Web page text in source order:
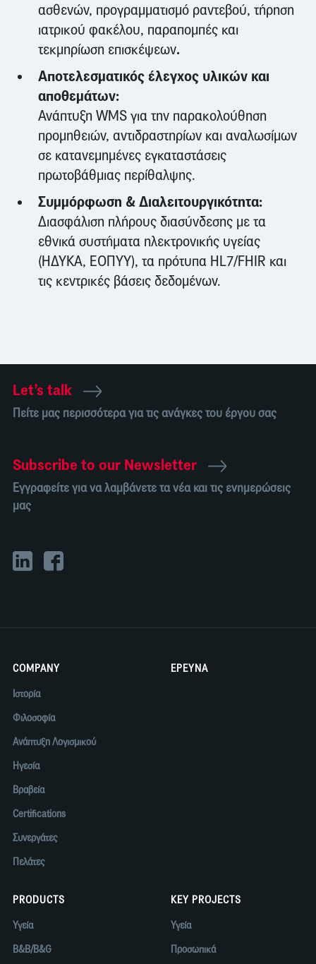
ασθενών, προγραμματισμό ραντεβού, τήρηση
ιατρικού φακέλου, παραπομπές και
τεκμηρίωση επισκέψεων.
Αποτελεσματικός έλεγχος υλικών και
αποθεμάτων:
Ανάπτυξη WMS για την παρακολούθηση
προμηθειών, αντιδραστηρίων και αναλωσίμων
σε κατανεμημένες εγκαταστάσεις
πρωτοβάθμιας περίθαλψης.
Συμμόρφωση & Διαλειτουργικότητα:
Διασφάλιση πλήρους διασύνδεσης με τα
εθνικά συστήματα ηλεκτρονικής υγείας
(ΗΔΥΚΑ, ΕΟΠΥΥ), τα πρότυπα HL7/FHIR και
τις κεντρικές βάσεις δεδομένων.
Let’s talk
Πείτε μας περισσότερα για τις ανάγκες του έργου σας
Subscribe to our Newsletter
Εγγραφείτε για να λαμβάνετε τα νέα και τις ενημερώσεις
μας
COMPANY
Ιστορία
Φιλοσοφία
Ανάπτυξη Λογισμικού
Ηγεσία
Βραβεία
Certifications
Συνεργάτες
Πελάτες
ΕΡΕΥΝΑ
PRODUCTS
Υγεία
B&B/B&G
KEY PROJECTS
Υγεία
Προσωπικά